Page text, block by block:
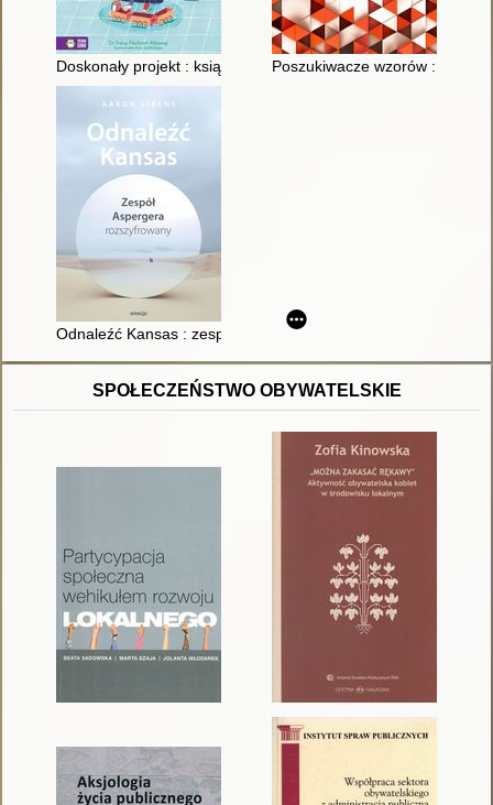
Doskonały projekt : książka o autyzmiePoszukiwacze wzorów :
Odnaleźć Kansas : zespół Aspergera rozszyfrowany
SPOŁECZEŃSTWO OBYWATELSKIE